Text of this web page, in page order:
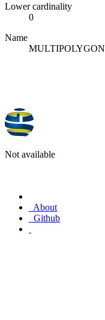
Lower cardinality
0
Name
MULTIPOLYGON
Not available
About
Github